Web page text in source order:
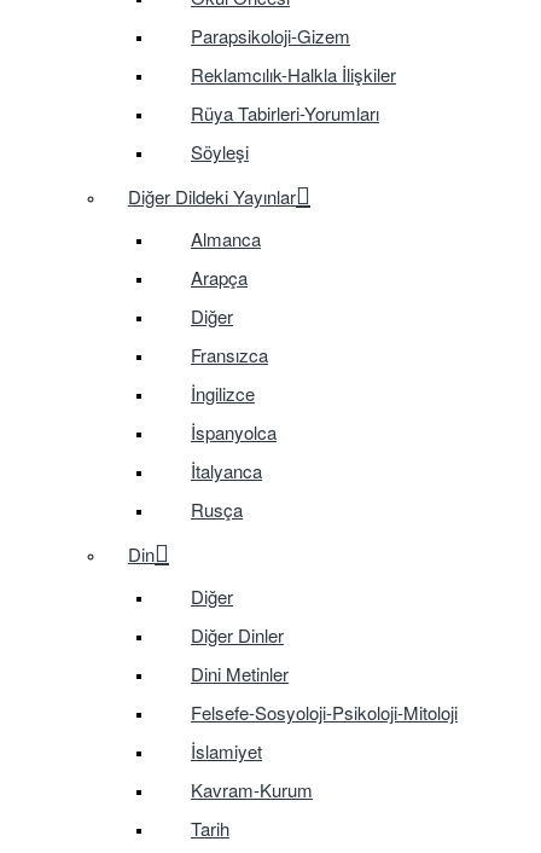
Parapsikoloji-Gizem
Reklamcılık-Halkla İlişkiler
Rüya Tabirleri-Yorumları
Söyleşi
Diğer Dildeki Yayınlar
Almanca
Arapça
Diğer
Fransızca
İngilizce
İspanyolca
İtalyanca
Rusça
Din
Diğer
Diğer Dinler
Dini Metinler
Felsefe-Sosyoloji-Psikoloji-Mitoloji
İslamiyet
Kavram-Kurum
Tarih